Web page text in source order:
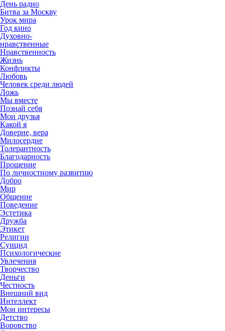
День радио
Битва за Москву
Урок мира
Год кино
Духовно-
нравственные
Нравственность
Жизнь
Конфликты
Любовь
Человек среди людей
Ложь
Мы вместе
Познай себя
Мои друзья
Какой я
Доверие, вера
Милосердие
Толерантность
Благодарность
Прощение
По личностному развитию
Добро
Мир
Общение
Поведение
Эстетика
Дружба
Этикет
Религии
Суицид
Психологические
Увлечения
Творчество
Деньги
Честность
Внешний вид
Интеллект
Мои интересы
Детство
Воровство